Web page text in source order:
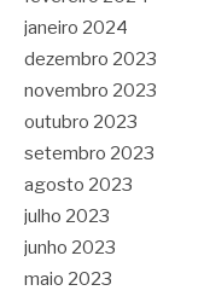
janeiro 2024
dezembro 2023
novembro 2023
outubro 2023
setembro 2023
agosto 2023
julho 2023
junho 2023
maio 2023